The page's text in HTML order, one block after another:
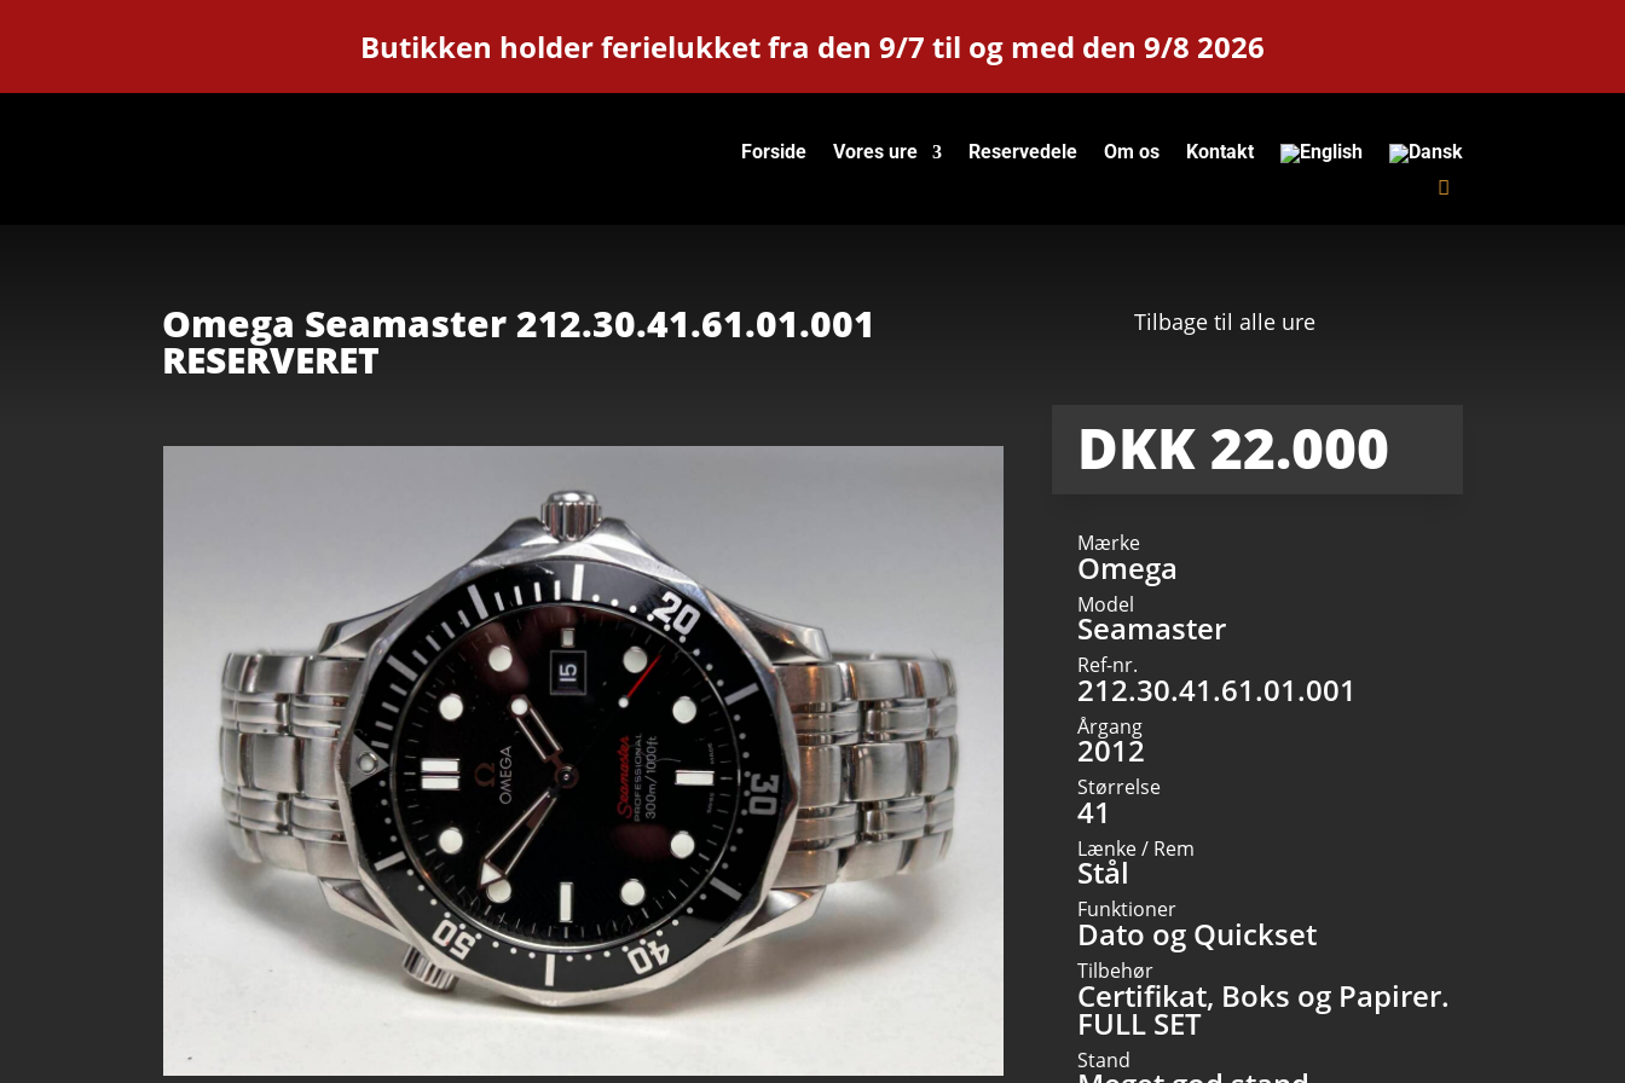
Butikken holder ferielukket fra den 9/7 til og med den 9/8 2026
Forside Vores ure Reservedele Om os Kontakt
Omega Seamaster 212.30.41.61.01.001
RESERVERET
Tilbage til alle ure
DKK 22.000
Mærke
Omega
Model
Seamaster
Ref-nr.
212.30.41.61.01.001
Årgang
2012
Størrelse
41
Lænke / Rem
Stål
Funktioner
Dato og Quickset
Tilbehør
Certifikat, Boks og Papirer.
FULL SET
Stand